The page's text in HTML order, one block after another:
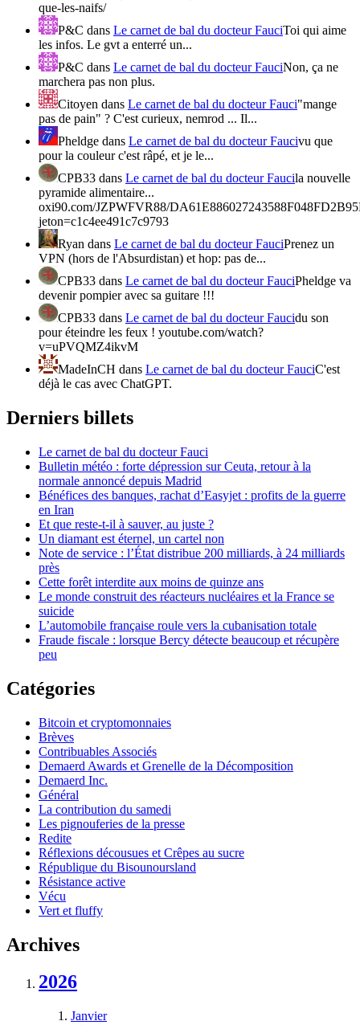
que-les-naifs/
P&C dans Le carnet de bal du docteur FauciToi qui aime
les infos. Le gvt a enterré un...
P&C dans Le carnet de bal du docteur FauciNon, ça ne
marchera pas non plus.
Citoyen dans Le carnet de bal du docteur Fauci"mange
pas de pain" ? C'est curieux, nemrod ... Il...
Pheldge dans Le carnet de bal du docteur Faucivu que
pour la couleur c'est râpé, et je le...
CPB33 dans Le carnet de bal du docteur Faucila nouvelle
pyramide alimentaire...
oxi90.com/JZPWFVR88/
jeton=c1c4ee491c7c9793
Ryan dans Le carnet de bal du docteur FauciPrenez un
VPN (hors de l'Absurdistan) et hop: pas de...
CPB33 dans Le carnet de bal du docteur FauciPheldge va
devenir pompier avec sa guitare !!!
CPB33 dans Le carnet de bal du docteur Faucidu son
pour éteindre les feux ! youtube.com/watch?
v=uPVQMZ4ikvM
MadeInCH dans Le carnet de bal du docteur FauciC'est
déjà le cas avec ChatGPT.
Derniers billets
Le carnet de bal du docteur Fauci
Bulletin météo : forte dépression sur Ceuta, retour à la
normale annoncé depuis Madrid
Bénéfices des banques, rachat d’Easyjet : profits de la guerre
en Iran
Et que reste-t-il à sauver, au juste ?
Un diamant est éternel, un cartel non
Note de service : l’État distribue 200 milliards, à 24 milliards
près
Cette forêt interdite aux moins de quinze ans
Le monde construit des réacteurs nucléaires et la France se
suicide
L’automobile française roule vers la cubanisation totale
Fraude fiscale : lorsque Bercy détecte beaucoup et récupère
peu
Catégories
Bitcoin et cryptomonnaies
Brèves
Contribuables Associés
Demaerd Awards et Grenelle de la Décomposition
Demaerd Inc.
Général
La contribution du samedi
Les pignouferies de la presse
Redite
Réflexions décousues et Crêpes au sucre
République du Bisounoursland
Résistance active
Vécu
Vert et fluffy
Archives
2026
Janvier